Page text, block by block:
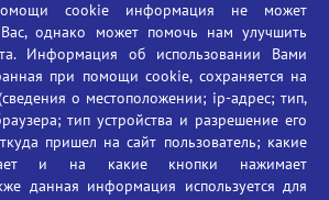
информационной безопасности
прокуратура РФ
государственный университет
академика И.Г. Петровского
работы: пн-пт 09:00-18:00
cookie информация не может
однако может помочь нам улучшить
Информация об использовании Вами
при помощи cookie, сохраняется на
о местоположении; ip-адрес; тип,
тип устройства и разрешение его
пришел на сайт пользователь; какие
и на какие кнопки нажимает
данная информация используется для